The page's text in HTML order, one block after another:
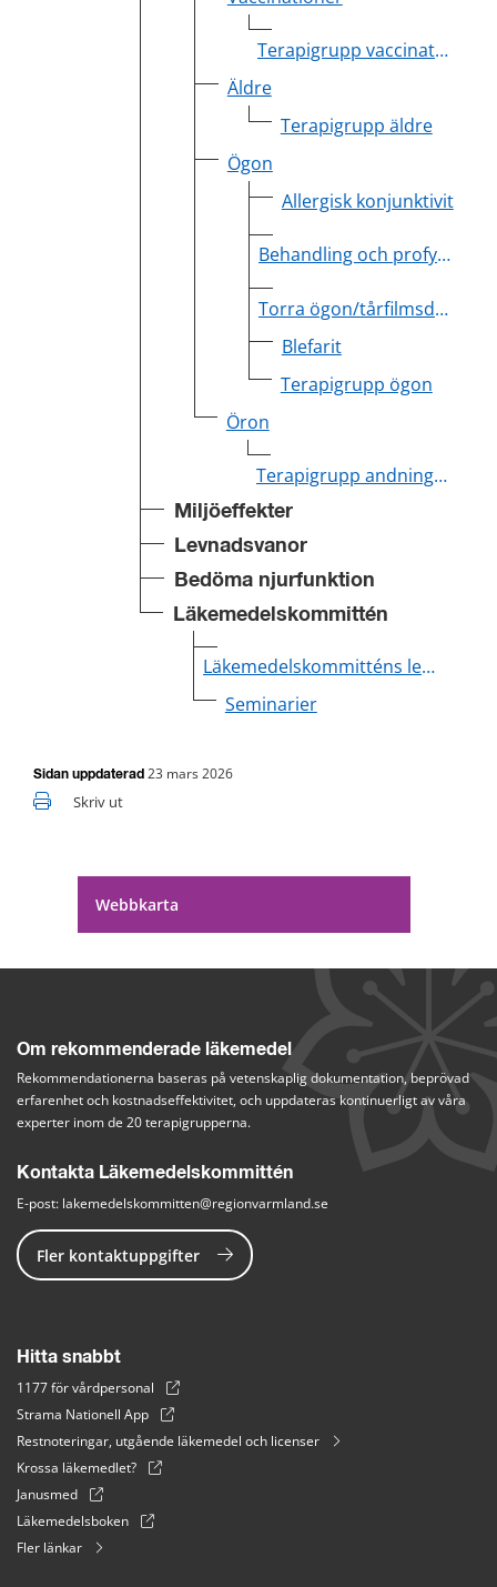
Webbkarta
Terapigrupp vaccinationer
Äldre
Terapigrupp äldre
Ögon
Allergisk konjunktivit
Behandling och profylax mot bakteriell konjunktivit
Torra ögon/tårfilmsdysfunktion
Blefarit
Terapigrupp ögon
Öron
Terapigrupp andningsvägar
Miljöeffekter
Levnadsvanor
Bedöma njurfunktion
Läkemedelskommittén
Läkemedelskommitténs ledamöter och sekretariat
Seminarier
Sidan uppdaterad 23 mars 2026
Skriv ut
Om rekommenderade läkemedel
Rekommendationerna baseras på vetenskaplig dokumentation, beprövad
erfarenhet och kostnadseffektivitet, och uppdateras kontinuerligt av våra
experter inom de 20 terapigrupperna.
Kontakta Läkemedelskommittén
E-post: lakemedelskommitten@regionvarmland.se
Fler kontaktuppgifter
Hitta snabbt
1177 för vårdpersonal
Strama Nationell App
Restnoteringar, utgående läkemedel och licenser
Krossa läkemedlet?
Janusmed
Läkemedelsboken
Fler länkar